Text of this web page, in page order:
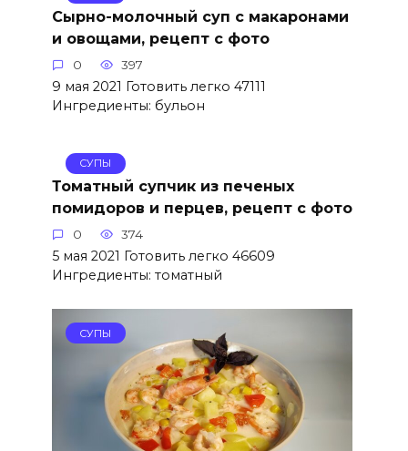
Сырно-молочный суп с макаронами
и овощами, рецепт с фото
0 397
9 мая 2021 Готовить легко 47111
Ингредиенты: бульон
СУПЫ
Томатный супчик из печеных
помидоров и перцев, рецепт с фото
0 374
5 мая 2021 Готовить легко 46609
Ингредиенты: томатный
СУПЫ